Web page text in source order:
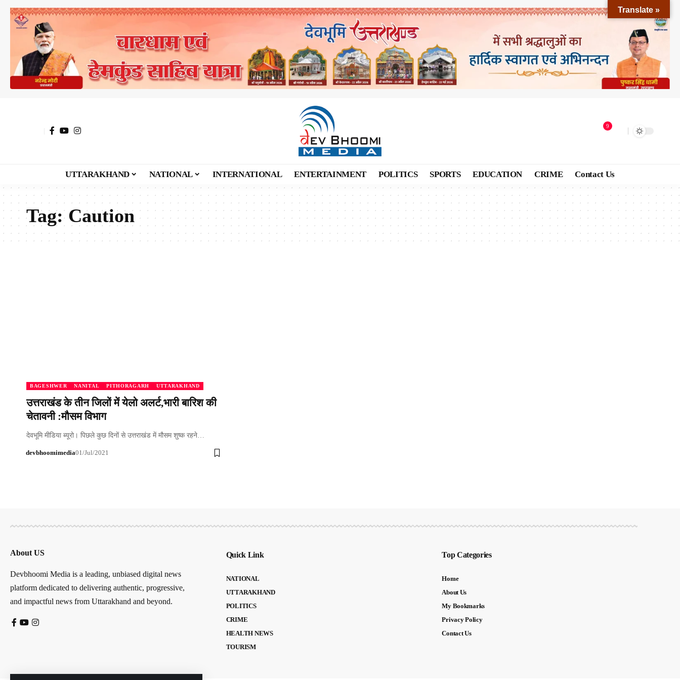
9
UTTARAKHAND NATIONAL INTERNATIONAL ENTERTAINMENT POLITICS SPORTS EDUCATION CRIME Contact Us
Tag:Caution
BAGESHWER NANITAL PITHORAGARH UTTARAKHAND
उत्तराखंड के तीन जिलों में येलो अलर्ट,भारी बारिश की
चेतावनी :मौसम विभाग
देवभूमि मीडिया ब्यूरो। पिछले कुछ दिनों से उत्तराखंड में मौसम शुष्क रहने…
devbhoomimedia01/Jul/2021
About US
Devbhoomi Media is a leading, unbiased digital news
platform dedicated to delivering authentic, progressive,
and impactful news from Uttarakhand and beyond.
Quick Link
NATIONAL
UTTARAKHAND
POLITICS
CRIME
HEALTH NEWS
TOURISM
Top Categories
Home
About Us
My Bookmarks
Privacy Policy
Contact Us
Translate »